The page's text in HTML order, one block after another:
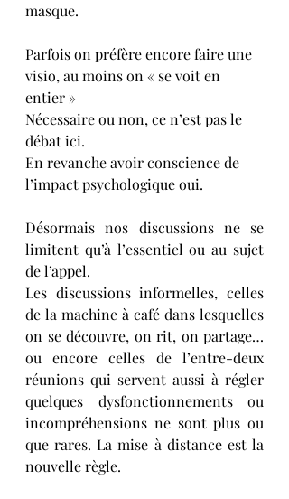
masque.
Parfois on préfère encore faire une
visio, au moins on « se voit en
entier »
Nécessaire ou non, ce n’est pas le
débat ici.
En revanche avoir conscience de
l’impact psychologique oui.
Désormais nos discussions ne se
limitent qu’à l’essentiel ou au sujet
de l’appel.
Les discussions informelles, celles
de la machine à café dans lesquelles
on se découvre, on rit, on partage…
ou encore celles de l’entre-deux
réunions qui servent aussi à régler
quelques dysfonctionnements ou
incompréhensions ne sont plus ou
que rares. La mise à distance est la
nouvelle règle.